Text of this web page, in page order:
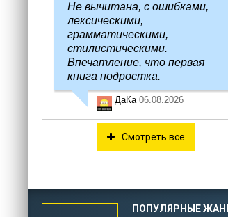
Не вычитана, с ошибками,
лексическими,
грамматическими,
стилистическими.
Впечатление, что первая
книга подростка.
ДаКа 06.08.2026
Смотреть все